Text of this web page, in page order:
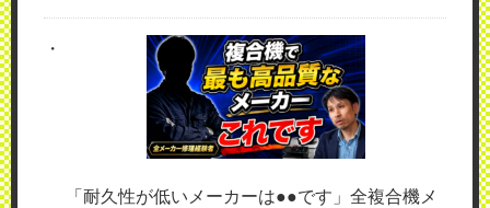
「耐久性が低いメーカーは●●です」全複合機メ